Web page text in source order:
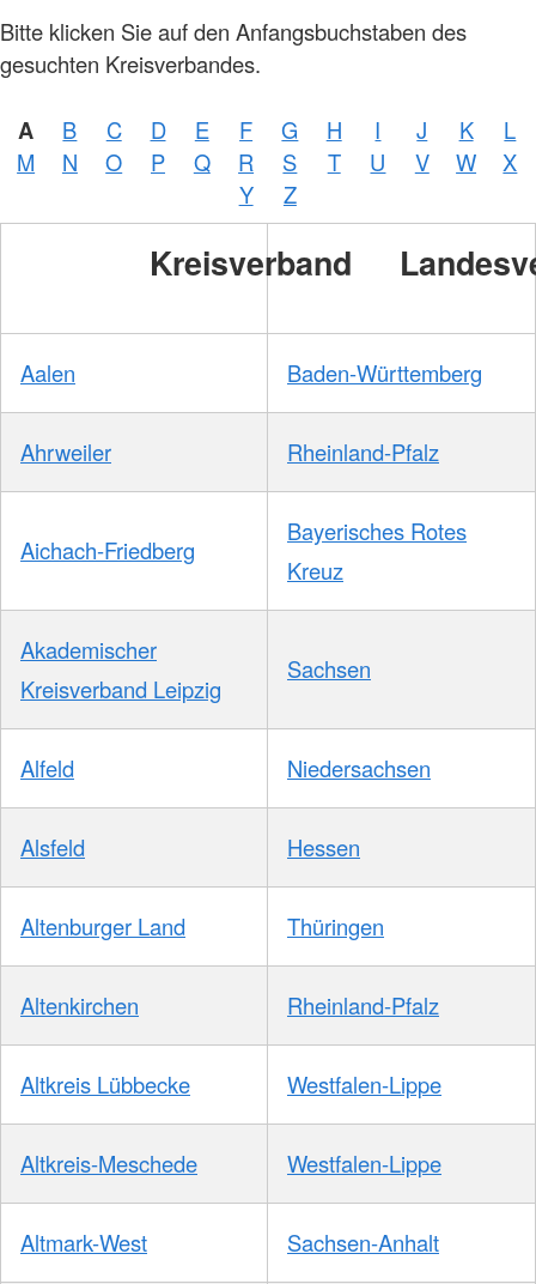
Bitte klicken Sie auf den Anfangsbuchstaben des
gesuchten Kreisverbandes.
A B C D E F G H I J K
L
M
N O P Q R S T U V W
X
Y
Z
Kreisverband
Aalen Baden-Württemberg
Ahrweiler Rheinland-Pfalz
Aichach-Friedberg
Bayerisches Rotes
Kreuz
Akademischer
Kreisverband Leipzig
Sachsen
Alfeld Niedersachsen
Alsfeld Hessen
Altenburger Land Thüringen
Altenkirchen Rheinland-Pfalz
Altkreis Lübbecke Westfalen-Lippe
Altkreis-Meschede Westfalen-Lippe
Altmark-West Sachsen-Anhalt